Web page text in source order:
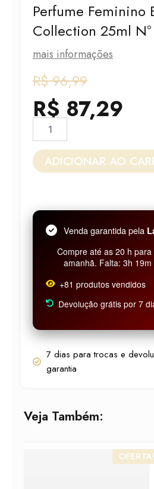
Perfume Feminino
Collection 25ml
mais informações
R$96,99
O
preço
original
era:
R$ 96,99.
R$ 87,29
O
preço
atual
é:
R$ 87,29.
Feminino
Collection
25ml
quantidade
ADICIONAR AO
Venda garantida pela
Compre até as 20 h para
amanhã. Falta: 3h 19m
+81 produtos vendidos
Devolução grátis por 7
7 dias para trocas e
garantia
Veja Também: